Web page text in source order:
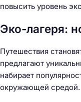
повысить уровень
Эко-лагеря:
Путешествия
предлагают
набирает
окружающей средой.